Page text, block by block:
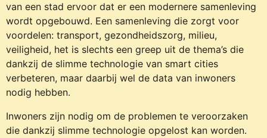
van een stad ervoor dat er een modernere samenleving
wordt opgebouwd. Een samenleving die zorgt voor
voordelen: transport, gezondheidszorg, milieu,
veiligheid, het is slechts een greep uit de thema’s die
dankzij de slimme technologie van smart cities
verbeteren, maar daarbij wel de data van inwoners
nodig hebben.
Inwoners zijn nodig om de problemen te veroorzaken
die dankzij slimme technologie opgelost kan worden.